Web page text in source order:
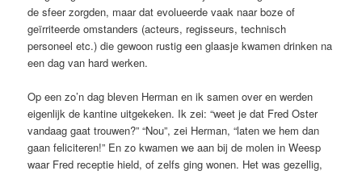
de sfeer zorgden, maar dat evolueerde vaak naar boze of
geïrriteerde omstanders (acteurs, regisseurs, technisch
personeel etc.) die gewoon rustig een glaasje kwamen drinken na
een dag van hard werken.
Op een zo’n dag bleven Herman en ik samen over en werden
eigenlijk de kantine uitgekeken. Ik zei: “weet je dat Fred Oster
vandaag gaat trouwen?” “Nou”, zei Herman, “laten we hem dan
gaan feliciteren!” En zo kwamen we aan bij de molen in Weesp
waar Fred receptie hield, of zelfs ging wonen. Het was gezellig,